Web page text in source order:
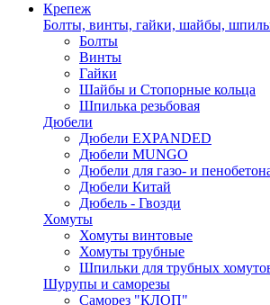
Крепеж
Болты, винты, гайки, шайбы,
Болты
Винты
Гайки
Шайбы и Стопорные кольца
Шпилька резьбовая
Дюбели
Дюбели EXPANDED
Дюбели MUNGO
Дюбели для газо- и
Дюбели Китай
Дюбель - Гвозди
Хомуты
Хомуты винтовые
Хомуты трубные
Шпильки для трубных
Шурупы и саморезы
Саморез "КЛОП"